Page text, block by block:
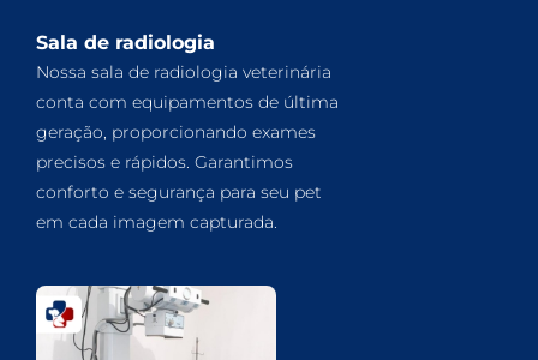
Sala de radiologia
Nossa sala de radiologia veterinária
conta com equipamentos de última
geração, proporcionando exames
precisos e rápidos. Garantimos
conforto e segurança para seu pet
em cada imagem capturada.